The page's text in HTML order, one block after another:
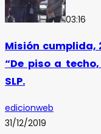
03:16
Misión cumplida,
“De piso a
SLP.
edicionweb
31/12/2019